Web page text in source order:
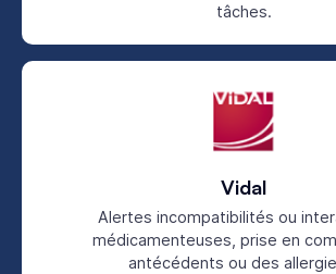
tâches.
Vidal
Alertes incompatibilités ou
médicamenteuses, prise en
antécédents ou des